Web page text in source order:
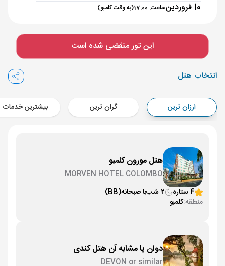
10 فروردین ساعت: 17:00 (به وقت کلمبو)
تهران , فرودگاه بین‌المللی امام خمینی IKA
مدت پرواز :
کلمبو ,
Aircraft - معراج ایر (Economy)
برنامه برگشت :10 فروردین ساعت: 17:00
مدت پرواز :04:40
تهران , فرودگاه بین‌المللی امام خمینی IKA
Aircraft - معراج ایر (Economy)
این تور منقضی شده است
انتخاب هتل
ارزان ترین گران ترین بیشترین خدمات
هتل مورون کلمبو
MORVEN HOTEL COLOMBO
4 ستاره
2 شب با صبحانه(BB)
منطقه:کلمبو
دوان یا مشابه آن هتل کندی
DEVON or similar